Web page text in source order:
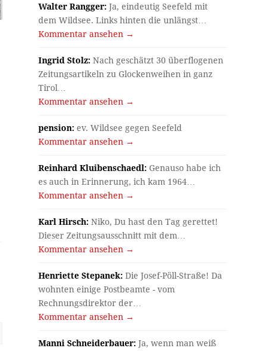
Walter Rangger: Ja, eindeutig Seefeld mit
dem Wildsee. Links hinten die unlängst…
Kommentar ansehen →
Ingrid Stolz: Nach geschätzt 30 überflogenen
Zeitungsartikeln zu Glockenweihen in ganz
Tirol…
Kommentar ansehen →
pension: ev. Wildsee gegen Seefeld
Kommentar ansehen →
Reinhard Kluibenschaedl: Genauso habe ich
es auch in Erinnerung, ich kam 1964…
Kommentar ansehen →
Karl Hirsch: Niko, Du hast den Tag gerettet!
Dieser Zeitungsausschnitt mit dem…
Kommentar ansehen →
Henriette Stepanek: Die Josef-Pöll-Straße! Da
wohnten einige Postbeamte - vom
Rechnungsdirektor der…
Kommentar ansehen →
Manni Schneiderbauer: Ja, wenn man weiß